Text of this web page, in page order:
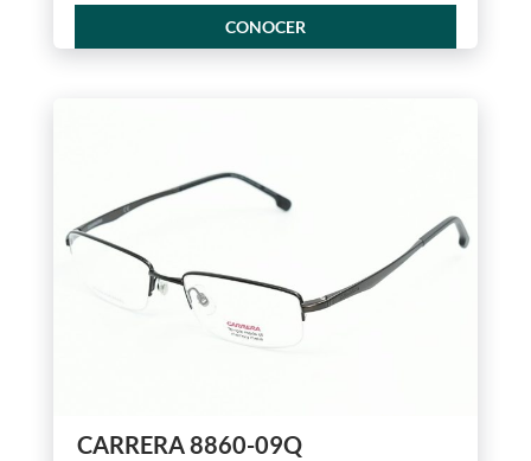
CONOCER
CARRERA 8860-09Q